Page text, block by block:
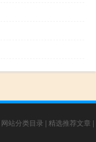
网站分类目录 | 精选推荐文章 |